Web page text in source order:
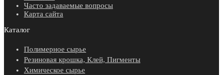
Часто задаваемые вопросы
Карта сайта
Каталог
Полимерное сырье
Резиновая крошка, Клей, Пигменты
Химическое сырье